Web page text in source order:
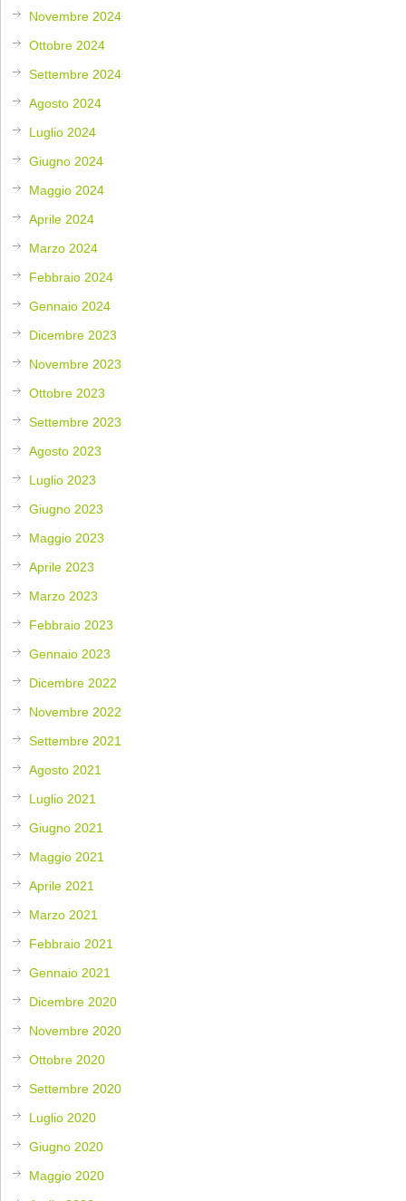
Novembre 2024
Ottobre 2024
Settembre 2024
Agosto 2024
Luglio 2024
Giugno 2024
Maggio 2024
Aprile 2024
Marzo 2024
Febbraio 2024
Gennaio 2024
Dicembre 2023
Novembre 2023
Ottobre 2023
Settembre 2023
Agosto 2023
Luglio 2023
Giugno 2023
Maggio 2023
Aprile 2023
Marzo 2023
Febbraio 2023
Gennaio 2023
Dicembre 2022
Novembre 2022
Settembre 2021
Agosto 2021
Luglio 2021
Giugno 2021
Maggio 2021
Aprile 2021
Marzo 2021
Febbraio 2021
Gennaio 2021
Dicembre 2020
Novembre 2020
Ottobre 2020
Settembre 2020
Luglio 2020
Giugno 2020
Maggio 2020